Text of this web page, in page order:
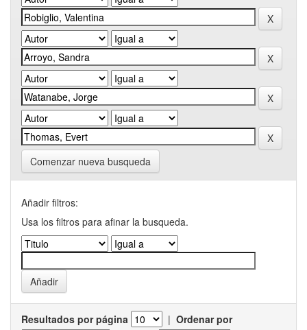
Comenzar nueva busqueda
Añadir filtros:
Usa los filtros para afinar la busqueda.
Resultados por página | Ordenar por